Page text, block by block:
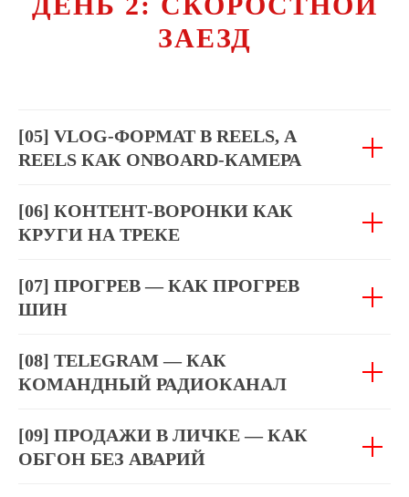
ЗАЕЗД
[05] VLOG-ФОРМАТ В REELS, А
REELS КАК ONBOARD-КАМЕРА
[06] КОНТЕНТ-ВОРОНКИ КАК
КРУГИ НА ТРЕКЕ
[07] ПРОГРЕВ — КАК ПРОГРЕВ
ШИН
[08] TELEGRAM — КАК
КОМАНДНЫЙ РАДИОКАНАЛ
[09] ПРОДАЖИ В ЛИЧКЕ — КАК
ОБГОН БЕЗ АВАРИЙ